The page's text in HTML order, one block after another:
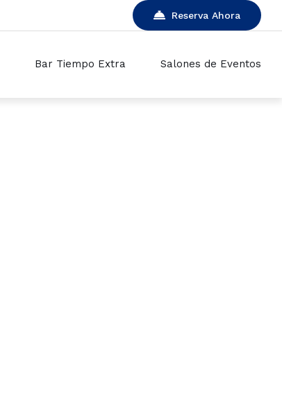
Reserva Ahora
Bar Tiempo Extra Salones de Eventos